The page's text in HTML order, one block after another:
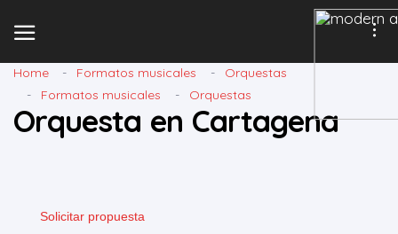
Home Formatos musicales
Orquestas
Formatos musicales
Orquestas
Orquesta en Cartagena
Solicitar propuesta